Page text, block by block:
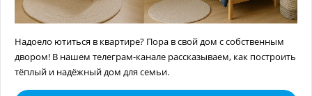
Надоело ютиться в квартире? Пора в свой дом с собственным
двором! В нашем телеграм-канале рассказываем, как построить
тёплый и надёжный дом для семьи.